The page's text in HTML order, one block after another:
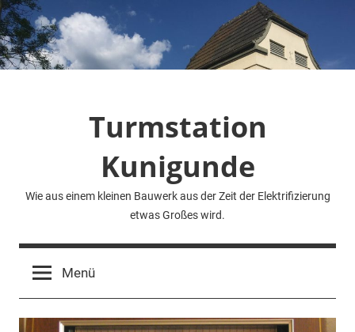
Zum
Inhalt
springen
Turmstation
Kunigunde
Wie aus einem kleinen Bauwerk aus der Zeit der Elektrifizierung
etwas Großes wird.
Menü